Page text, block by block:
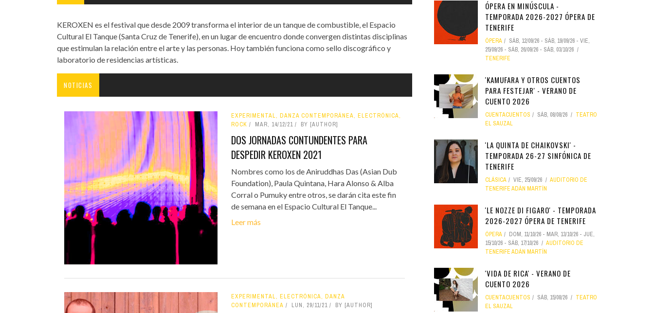
KEROXEN es el festival que desde 2009 transforma el interior de un tanque de combustible, el Espacio
Cultural El Tanque (Santa Cruz de Tenerife), en un lugar de encuentro donde convergen distintas disciplinas
que estimulan la relación entre el arte y las personas. Hoy también funciona como sello discográfico y
laboratorio de residencias artísticas.
NOTICIAS
EXPERIMENTAL, DANZA CONTEMPORÁNEA, ELECTRÓNICA,
ROCK
MAR, 14/12/21 BY [AUTHOR]
DOS JORNADAS CONTUNDENTES PARA
DESPEDIR KEROXEN 2021
Nombres como los de Aniruddhas Das (Asian Dub
Foundation), Paula Quintana, Hara Alonso & Alba
Corral o Pumuky entre otros, se darán cita este fin
de semana en el Espacio Cultural El Tanque...
Leer más
EXPERIMENTAL, ELECTRÓNICA, DANZA
CONTEMPORÁNEA
LUN, 29/11/21 BY [AUTHOR]
ÓPERA EN MINÚSCULA -
TEMPORADA 2026-2027 ÓPERA DE
TENERIFE
ÓPERA SÁB, 12/09/26 - SÁB, 19/09/26 - VIE,
25/09/26 - SÁB, 26/09/26 - SÁB, 03/10/26
TENERIFE
'KAMUFARA Y OTROS CUENTOS
PARA FESTEJAR' - VERANO DE
CUENTO 2026
CUENTACUENTOS SÁB, 08/08/26
TEATRO
EL SAUZAL
'LA QUINTA DE CHAIKOVSKI' -
TEMPORADA 26-27 SINFÓNICA DE
TENERIFE
CLÁSICA VIE, 25/09/26
AUDITORIO DE
TENERIFE ADÁN MARTÍN
'LE NOZZE DI FIGARO' - TEMPORADA
2026-2027 ÓPERA DE TENERIFE
ÓPERA DOM, 11/10/26 - MAR, 13/10/26 - JUE,
15/10/26 - SÁB, 17/10/26
AUDITORIO DE
TENERIFE ADÁN MARTÍN
'VIDA DE RICA' - VERANO DE
CUENTO 2026
CUENTACUENTOS SÁB, 15/08/26
TEATRO
EL SAUZAL